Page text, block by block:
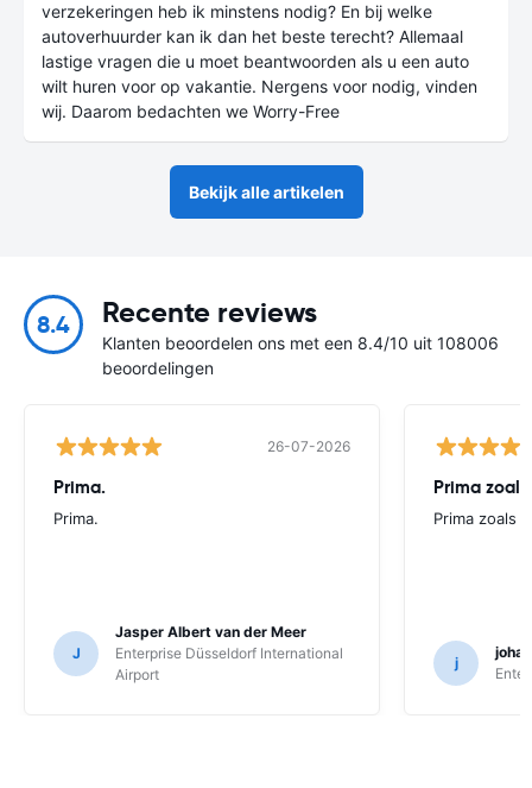
verzekeringen heb ik minstens nodig? En bij welke
autoverhuurder kan ik dan het beste terecht? Allemaal
lastige vragen die u moet beantwoorden als u een auto
wilt huren voor op vakantie. Nergens voor nodig, vinden
wij. Daarom bedachten we Worry-Free
Bekijk alle artikelen
8.4 Recente reviews
Klanten beoordelen ons met een 8.4/10 uit 108006
beoordelingen
26-07-2026
Prima.
Prima.
J
Jasper Albert van der Meer
Enterprise Düsseldorf International
Airport
Prima
Prima zoals
j